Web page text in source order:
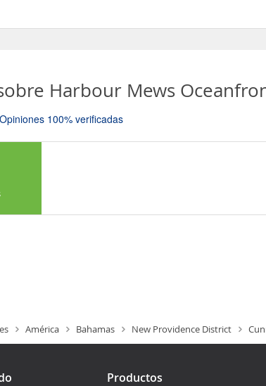
Harbour Mews
Opiniones 100% verificadas
América Bahamas New Providence District
Productos